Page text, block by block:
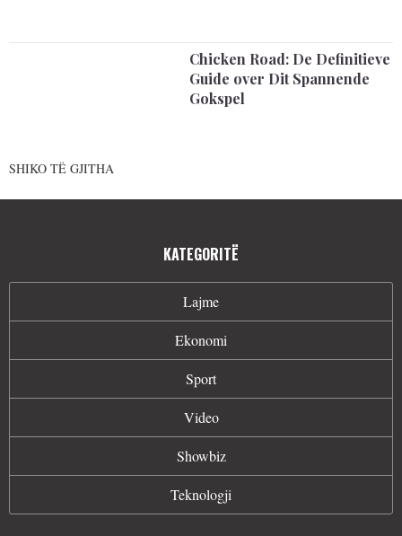
Chicken Road: De Definitieve
Guide over Dit Spannende
Gokspel
SHIKO TË GJITHA
KATEGORITË
Lajme
Ekonomi
Sport
Video
Showbiz
Teknologji